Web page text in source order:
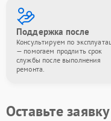
Поддержка после
Консультируем по
— помогаем продлить срок
службы после выполнения
ремонта.
Оставьте